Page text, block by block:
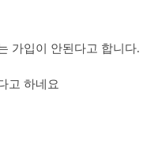
가입이 안된다고 합니다.
고 하네요